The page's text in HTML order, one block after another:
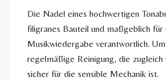
Die Nadel eines hochwertigen
filigranes Bauteil und maßgeblich
Musikwiedergabe verantwortlich.
regelmäßige Reinigung, die zugleich
sicher für die sensible Mechanik ist.